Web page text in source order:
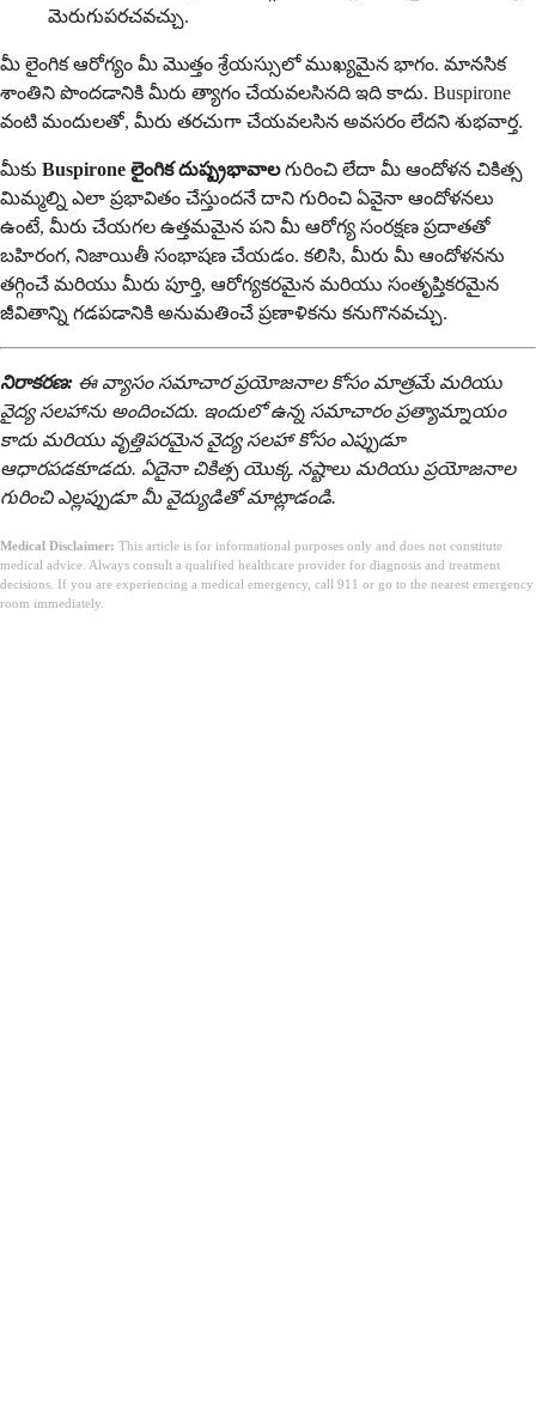
మెరుగుపరచవచ్చు.
మీ లైంగిక ఆరోగ్యం మీ మొత్తం శ్రేయస్సులో ముఖ్యమైన భాగం. మానసిక
శాంతిని పొందడానికి మీరు త్యాగం చేయవలసినది ఇది కాదు. Buspirone
వంటి మందులతో, మీరు తరచుగా చేయవలసిన అవసరం లేదని శుభవార్త.
మీకు Buspirone లైంగిక దుష్ప్రభావాలగురించి లేదా మీ ఆందోళన చికిత్స
మిమ్మల్ని ఎలా ప్రభావితం చేస్తుందనే దాని గురించి ఏవైనా ఆందోళనలు
ఉంటే, మీరు చేయగల ఉత్తమమైన పని మీ ఆరోగ్య సంరక్షణ ప్రదాతతో
బహిరంగ, నిజాయితీ సంభాషణ చేయడం. కలిసి, మీరు మీ ఆందోళనను
తగ్గించే మరియు మీరు పూర్తి, ఆరోగ్యకరమైన మరియు సంతృప్తికరమైన
జీవితాన్ని గడపడానికి అనుమతించే ప్రణాళికను కనుగొనవచ్చు.
నిరాకరణ: ఈ వ్యాసం సమాచార ప్రయోజనాల కోసం మాత్రమే మరియు
వైద్య సలహాను అందించదు. ఇందులో ఉన్న సమాచారం ప్రత్యామ్నాయం
కాదు మరియు వృత్తిపరమైన వైద్య సలహా కోసం ఎప్పుడూ
ఆధారపడకూడదు. ఏదైనా చికిత్స యొక్క నష్టాలు మరియు ప్రయోజనాల
గురించి ఎల్లప్పుడూ మీ వైద్యుడితో మాట్లాడండి.
Medical Disclaimer: This article is for informational purposes only and does not constitute
medical advice. Always consult a qualified healthcare provider for diagnosis and treatment
decisions. If you are experiencing a medical emergency, call 911 or go to the nearest emergency
room immediately.